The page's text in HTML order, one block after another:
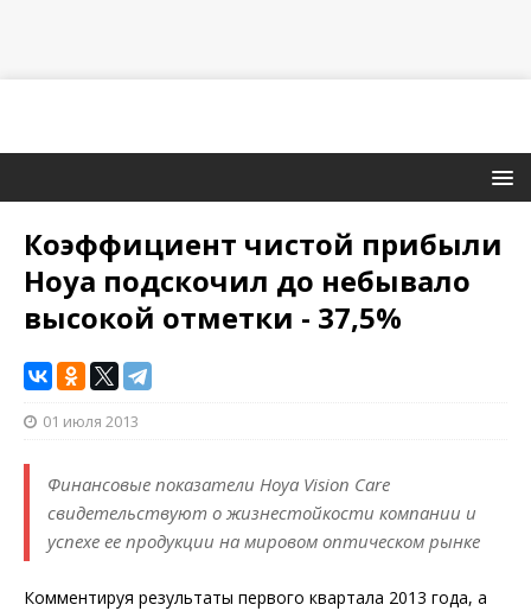
Коэффициент чистой прибыли
Hoya подскочил до небывало
высокой отметки - 37,5%
01 июля 2013
Финансовые показатели Hoya Vision Care
свидетельствуют о жизнестойкости компании и
успехе ее продукции на мировом оптическом рынке
Комментируя результаты первого квартала 2013 года, а